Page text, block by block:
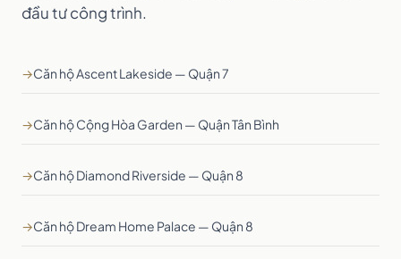
đầu tư công trình.
→Căn hộ Ascent Lakeside — Quận 7
→Căn hộ Cộng Hòa Garden — Quận Tân Bình
→Căn hộ Diamond Riverside — Quận 8
→Căn hộ Dream Home Palace — Quận 8